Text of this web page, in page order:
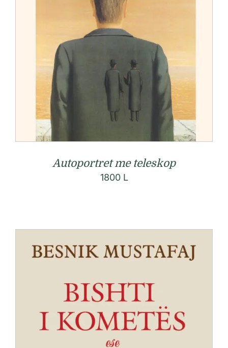
Autoportret me teleskop
1800 L